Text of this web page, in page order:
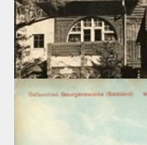
Создание курорта
Создание курорта
задачу поставил
1907 году старинного
побережье Замлада.